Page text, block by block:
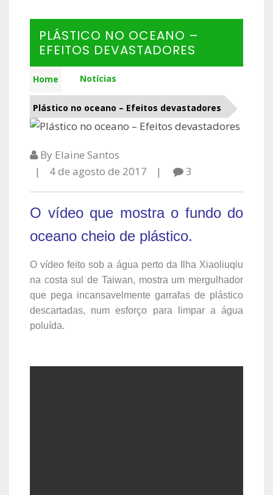
PLÁSTICO NO OCEANO –
EFEITOS DEVASTADORES
Home Notícias
Plástico no oceano – Efeitos devastadores
By Elaine Santos
4 de agosto de 2017
3
O vídeo que mostra o fundo do
oceano cheio de plástico.
O vídeo feito sob a água perto da Ilha Xiaoliuqiu
na costa sul de Taiwan, mostra um mergulhador
que pega incansavelmente garrafas de plástico
descartadas, num esforço para limpar a água
poluída.